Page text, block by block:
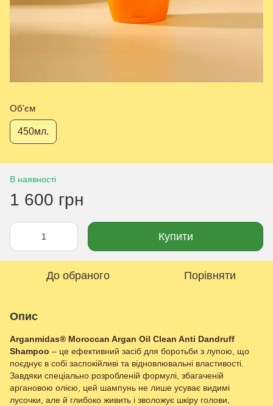
Об'єм
450мл.
В наявності
1 600 грн
Купити
До обраного Порівняти
Опис
Arganmidas® Moroccan Argan Oil Clean Anti Dandruff
Shampoo – це ефективний засіб для боротьби з лупою, що
поєднує в собі заспокійливі та відновлювальні властивості.
Завдяки спеціально розробленій формулі, збагаченій
аргановою олією, цей шампунь не лише усуває видимі
лусочки, але й глибоко живить і зволожує шкіру голови,